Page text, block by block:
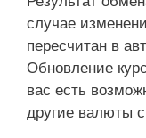
случае
пересчитан в
Обновление
вас есть
другие валюты